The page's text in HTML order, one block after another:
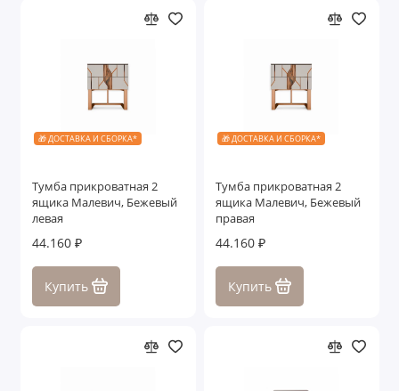
🎁 ДОСТАВКА И СБОРКА*
Тумба прикроватная 2
ящика Малевич, Бежевый
левая
44.160 ₽
Купить
🎁 ДОСТАВКА И СБОРКА*
Тумба прикроватная 2
ящика Малевич, Бежевый
правая
44.160 ₽
Купить